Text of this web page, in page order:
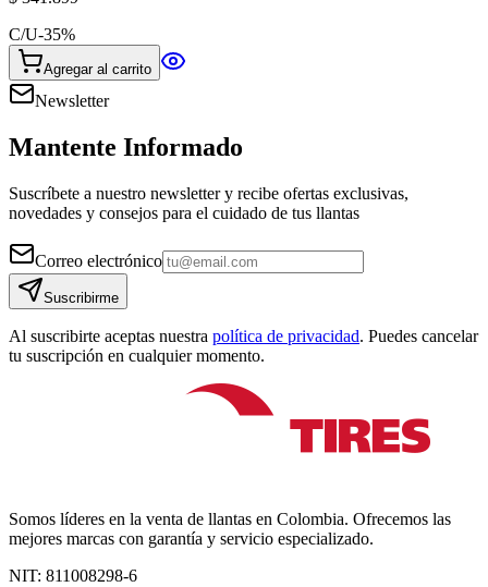
C/U-35%
Agregar al carrito
Newsletter
Mantente Informado
Suscríbete a nuestro newsletter y recibe ofertas exclusivas,
novedades y consejos para el cuidado de tus llantas
Correo electrónico
Suscribirme
Al suscribirte aceptas nuestra política de privacidad. Puedes cancelar
tu suscripción en cualquier momento.
Somos líderes en la venta de llantas en Colombia. Ofrecemos las
mejores marcas con garantía y servicio especializado.
NIT: 811008298-6